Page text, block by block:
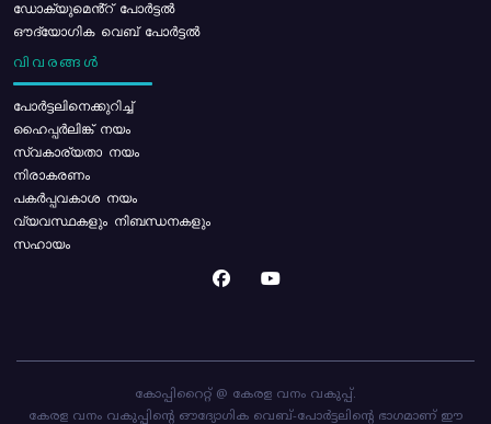
ഡോക്യുമെൻ്റ് പോർട്ടൽ
ഔദ്യോഗിക വെബ് പോർട്ടൽ
വിവരങ്ങൾ
പോര്‍ട്ടലിനെക്കുറിച്ച്
ഹൈപ്പർലിങ്ക് നയം
സ്വകാര്യതാ നയം
നിരാകരണം
പകർപ്പവകാശ നയം
വ്യവസ്ഥകളും നിബന്ധനകളും
സഹായം
കോപ്പിറൈറ്റ് @ കേരള വനം വകുപ്പ്.
കേരള വനം വകുപ്പിന്റെ ഔദ്യോഗിക വെബ്-പോർട്ടലിന്റെ ഭാഗമാണ് ഈ